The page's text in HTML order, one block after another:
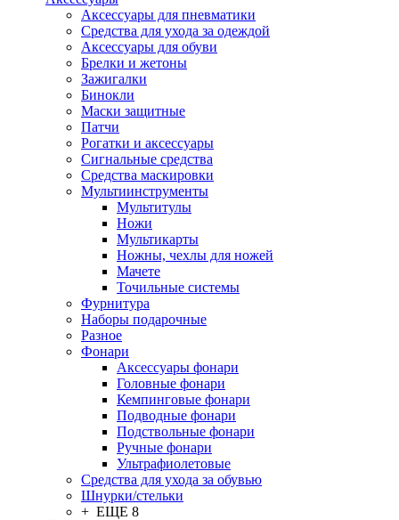
Аксессуары для пневматики
Средства для ухода за одеждой
Аксессуары для обуви
Брелки и жетоны
Зажигалки
Бинокли
Маски защитные
Патчи
Рогатки и аксессуары
Сигнальные средства
Средства маскировки
Мультиинструменты
Мультитулы
Ножи
Мультикарты
Ножны, чехлы для ножей
Мачете
Точильные системы
Фурнитура
Наборы подарочные
Разное
Фонари
Аксессуары фонари
Головные фонари
Кемпинговые фонари
Подводные фонари
Подствольные фонари
Ручные фонари
Ультрафиолетовые
Средства для ухода за обувью
Шнурки/стельки
+ ЕЩЕ 8